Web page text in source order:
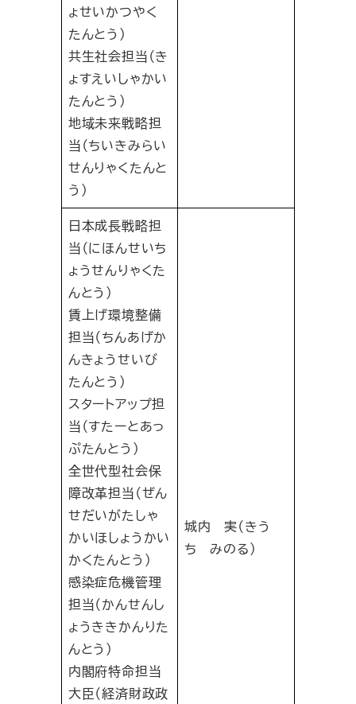
ょせいかつやく
たんとう）
共生社会担当（き
ょすえいしゃかい
たんとう）
地域未来戦略担
当（ちいきみらい
せんりゃくたんと
う）
日本成長戦略担
当（にほんせいち
ょうせんりゃくた
んとう）
賃上げ環境整備
担当（ちんあげか
んきょうせいび
たんとう）
スタートアップ担
当（すたーとあっ
ぷたんとう）
全世代型社会保
障改革担当（ぜん
せだいがたしゃ
かいほしょうかい
かくたんとう）
感染症危機管理
担当（かんせんし
ょうききかんりた
んとう）
内閣府特命担当
大臣（経済財政政
城内 実（きう
ち みのる）